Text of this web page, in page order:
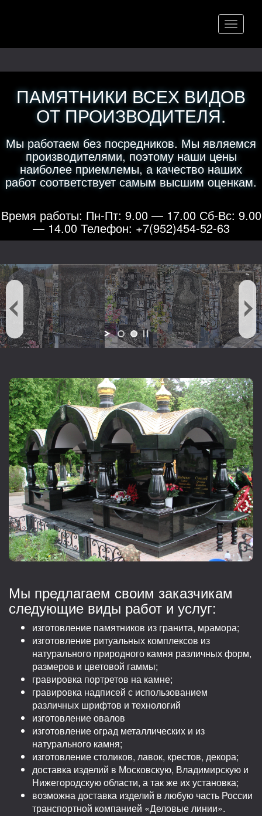
Меню
ПАМЯТНИКИ ВСЕХ ВИДОВ
ОТ ПРОИЗВОДИТЕЛЯ.
Мы работаем без посредников. Мы являемся
производителями, поэтому наши цены
наиболее приемлемы, а качество наших
работ соответствует самым высшим оценкам.
Время работы: Пн-Пт: 9.00 — 17.00 Сб-Вс: 9.00
— 14.00 Телефон: +7(952)454-52-63
Мы предлагаем своим заказчикам
следующие виды работ и услуг:
изготовление памятников из гранита, мрамора;
изготовление ритуальных комплексов из
натурального природного камня различных форм,
размеров и цветовой гаммы;
гравировка портретов на камне;
гравировка надписей с использованием
различных шрифтов и технологий
изготовление овалов
изготовление оград металлических и из
натурального камня;
изготовление столиков, лавок, крестов, декора;
доставка изделий в Московскую, Владимирскую и
Нижегородскую области, а так же их установка;
возможна доставка изделий в любую часть России
транспортной компанией «Деловые линии».